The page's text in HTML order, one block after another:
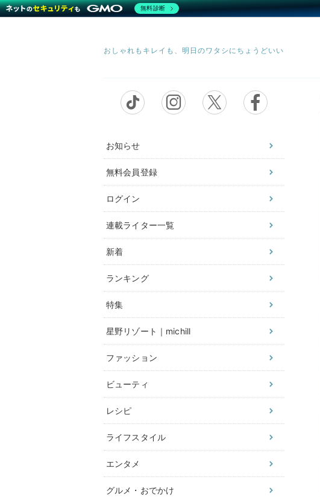
お知らせ
無料会員登録
ログイン
連載ライター一覧
新着
ランキング
特集
星野リゾート｜michill
ファッション
ビューティ
レシピ
ライフスタイル
エンタメ
グルメ・おでかけ
無料診断